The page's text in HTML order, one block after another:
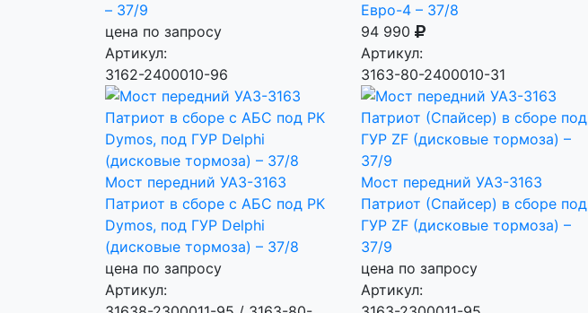
– 37/9
цена по запросу
Артикул:
3162-2400010-96
Евро-4 – 37/8
94 990
Артикул:
3163-80-2400010-31
Мост передний УАЗ-3163
Патриот в сборе c АБС под РК
Dymos, под ГУР Delphi
(дисковые тормоза) – 37/8
цена по запросу
Артикул:
Мост передний УАЗ-3163
Патриот (Спайсер) в сборе под
ГУР ZF (дисковые тормоза) –
37/9
цена по запросу
Артикул: